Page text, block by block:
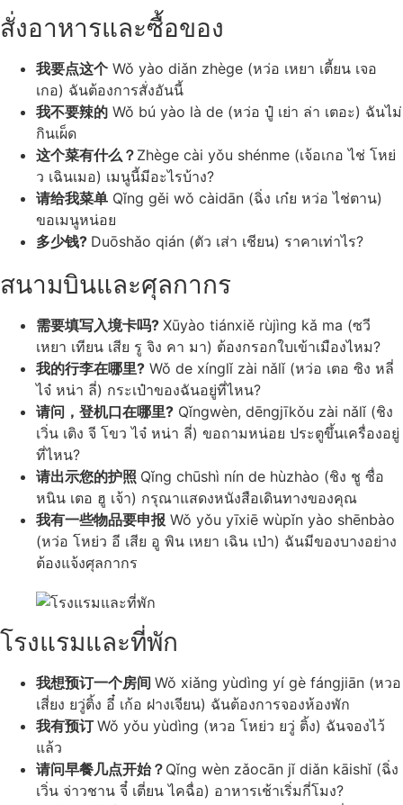
สั่งอาหารและซื้อของ
我要点这个 Wǒ yào diǎn zhège (หว่อ เหยา เตี้ยน เจอ
เกอ) ฉันต้องการสั่งอันนี้
我不要辣的 Wǒ bú yào là de (หว่อ ปู๋ เย่า ล่า เตอะ) ฉันไม่
กินเผ็ด
这个菜有什么？ Zhège cài yǒu shénme (เจ้อเกอ ไช่ โหย่
ว เฉินเมอ) เมนูนี้มีอะไรบ้าง?
请给我菜单 Qǐng gěi wǒ càidān (ฉิ่ง เก๋ย หว่อ ไช่ตาน)
ขอเมนูหน่อย
多少钱? Duōshǎo qián (ตัว เส่า เชียน) ราคาเท่าไร?
สนามบินและศุลกากร
需要填写入境卡吗? Xūyào tiánxiě rùjìng kǎ ma (ซวี
เหยา เทียน เสีย รู จิง คา มา) ต้องกรอกใบเข้าเมืองไหม?
我的行李在哪里? Wǒ de xínglǐ zài nǎlǐ (หว่อ เตอ ซิง หลี่
ไจ๋ หน่า ลี่) กระเป๋าของฉันอยู่ที่ไหน?
请问，登机口在哪里? Qǐngwèn, dēngjīkǒu zài nǎlǐ (ชิง
เวิ่น เติง จี โขว ไจ๋ หน่า ลี่) ขอถามหน่อย ประตูขึ้นเครื่องอยู่
ที่ไหน?
请出示您的护照 Qǐng chūshì nín de hùzhào (ชิง ชู ซื่อ
หนิน เตอ ฮู เจ้า) กรุณาแสดงหนังสือเดินทางของคุณ
我有一些物品要申报 Wǒ yǒu yīxiē wùpǐn yào shēnbào
(หว่อ โหย่ว อี เสีย อู พิน เหยา เฉิน เป่า) ฉันมีของบางอย่าง
ต้องแจ้งศุลกากร
โรงแรมและที่พัก
我想预订一个房间 Wǒ xiǎng yùdìng yí gè fángjiān (หวอ
เสี่ยง ยวู่ติ้ง อี๋ เก้อ ฝางเจียน) ฉันต้องการจองห้องพัก
我有预订Wǒ yǒu yùdìng (หวอ โหย่ว ยวู่ ติ้ง) ฉันจองไว้
แล้ว
请问早餐几点开始？ Qǐng wèn zǎocān jǐ diǎn kāishǐ (ฉิ่ง
เวิ่น จ่าวชาน จี๋ เตี่ยน ไคฉื่อ) อาหารเช้าเริ่มกี่โมง?